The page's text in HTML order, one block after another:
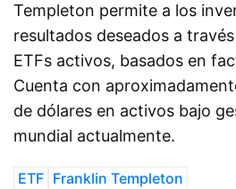
Templeton permite a los
resultados deseados a
ETFs activos, basados en
Cuenta con
de dólares en activos bajo
mundial actualmente.
ETF Franklin Templeton